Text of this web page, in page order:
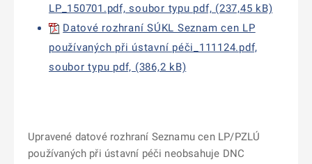
LP_150701.pdf, soubor typu pdf, (237,45 kB)
Datové rozhraní SÚKL Seznam cen LP
používaných při ústavní péči_111124.pdf,
soubor typu pdf, (386,2 kB)
Upravené datové rozhraní Seznamu cen LP/PZLÚ
používaných při ústavní péči neobsahuje DNC